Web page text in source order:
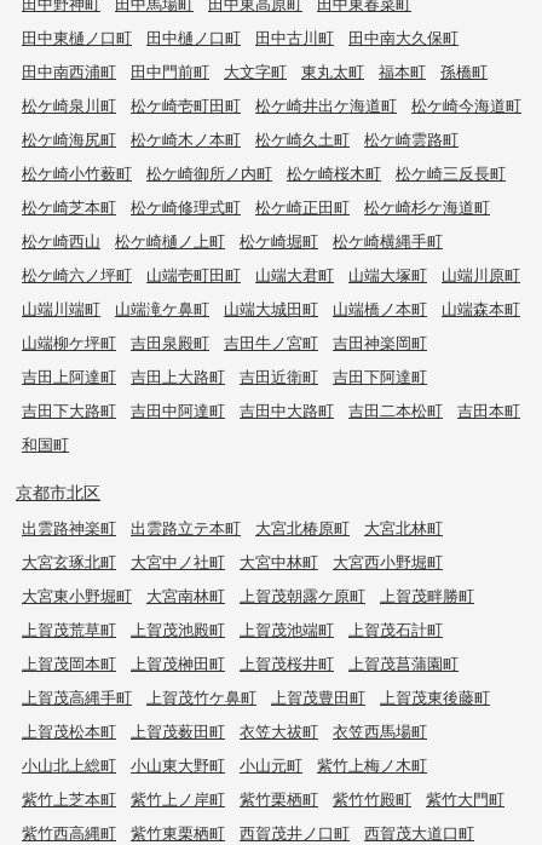
田中東樋ノ口町
田中樋ノ口町 田中古川町
田中南大久保町
田中南西浦町
田中門前町 大文字町 東丸太町 福本町
孫橋町
松ケ崎泉川町
松ケ崎壱町田町 松ケ崎井出ケ海道町
松ケ崎今海道町
松ケ崎海尻町
松ケ崎木ノ本町 松ケ崎久土町
松ケ崎雲路町
松ケ崎小竹薮町
松ケ崎御所ノ内町 松ケ崎桜木町
松ケ崎三反長町
松ケ崎芝本町
松ケ崎修理式町 松ケ崎正田町
松ケ崎杉ケ海道町
松ケ崎西山
松ケ崎樋ノ上町 松ケ崎堀町
松ケ崎横縄手町
松ケ崎六ノ坪町
山端壱町田町 山端大君町 山端大塚町
山端川原町
山端川端町
山端滝ケ鼻町 山端大城田町 山端橋ノ本町
山端森本町
山端柳ケ坪町
吉田泉殿町 吉田牛ノ宮町
吉田神楽岡町
吉田上阿達町
吉田上大路町 吉田近衛町
吉田下阿達町
吉田下大路町
吉田中阿達町 吉田中大路町 吉田二本松町
吉田本町
和国町
京都市北区
出雲路神楽町 出雲路立テ本町 大宮北椿原町
大宮北林町
大宮玄琢北町
大宮中ノ社町 大宮中林町
大宮西小野堀町
大宮東小野堀町
大宮南林町 上賀茂朝露ケ原町
上賀茂畔勝町
上賀茂荒草町
上賀茂池殿町 上賀茂池端町
上賀茂石計町
上賀茂岡本町
上賀茂榊田町 上賀茂桜井町
上賀茂菖蒲園町
上賀茂高縄手町
上賀茂竹ケ鼻町 上賀茂豊田町
上賀茂東後藤町
上賀茂松本町
上賀茂薮田町 衣笠大祓町
衣笠西馬場町
小山北上総町
小山東大野町 小山元町
紫竹上梅ノ木町
紫竹上芝本町
紫竹上ノ岸町 紫竹栗栖町 紫竹竹殿町
紫竹大門町
紫竹西高縄町
紫竹東栗栖町 西賀茂井ノ口町
西賀茂大道口町